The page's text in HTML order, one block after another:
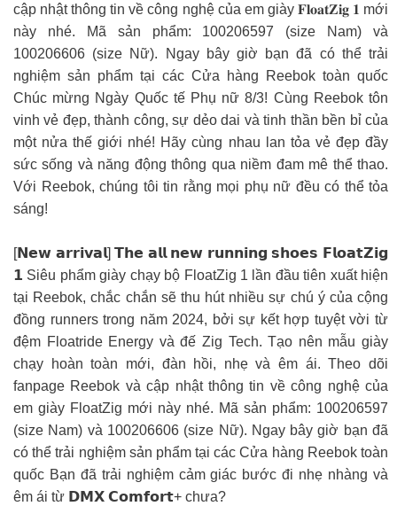
cập nhật thông tin về công nghệ của em giày 𝐅𝐥𝐨𝐚𝐭𝐙𝐢𝐠 𝟏 mới
này nhé. Mã sản phẩm: 100206597 (size Nam) và
100206606 (size Nữ). Ngay bây giờ bạn đã có thể trải
nghiệm sản phẩm tại các Cửa hàng Reebok toàn quốc
Chúc mừng Ngày Quốc tế Phụ nữ 8/3! Cùng Reebok tôn
vinh vẻ đẹp, thành công, sự dẻo dai và tinh thần bền bỉ của
một nửa thế giới nhé! Hãy cùng nhau lan tỏa vẻ đẹp đầy
sức sống và năng động thông qua niềm đam mê thể thao.
Với Reebok, chúng tôi tin rằng mọi phụ nữ đều có thể tỏa
sáng!
[𝗡𝗲𝘄 𝗮𝗿𝗿𝗶𝘃𝗮𝗹] 𝗧𝗵𝗲 𝗮𝗹𝗹 𝗻𝗲𝘄 𝗿𝘂𝗻𝗻𝗶𝗻𝗴 𝘀𝗵𝗼𝗲𝘀 𝗙𝗹𝗼𝗮𝘁𝗭𝗶𝗴
𝟭 Siêu phẩm giày chạy bộ FloatZig 1 lần đầu tiên xuất hiện
tại Reebok, chắc chắn sẽ thu hút nhiều sự chú ý của cộng
đồng runners trong năm 2024, bởi sự kết hợp tuyệt vời từ
đệm Floatride Energy và đế Zig Tech. Tạo nên mẫu giày
chạy hoàn toàn mới, đàn hồi, nhẹ và êm ái. Theo dõi
fanpage Reebok và cập nhật thông tin về công nghệ của
em giày FloatZig mới này nhé. Mã sản phẩm: 100206597
(size Nam) và 100206606 (size Nữ). Ngay bây giờ bạn đã
có thể trải nghiệm sản phẩm tại các Cửa hàng Reebok toàn
quốc Bạn đã trải nghiệm cảm giác bước đi nhẹ nhàng và
êm ái từ 𝗗𝗠𝗫 𝗖𝗼𝗺𝗳𝗼𝗿𝘁+ chưa?